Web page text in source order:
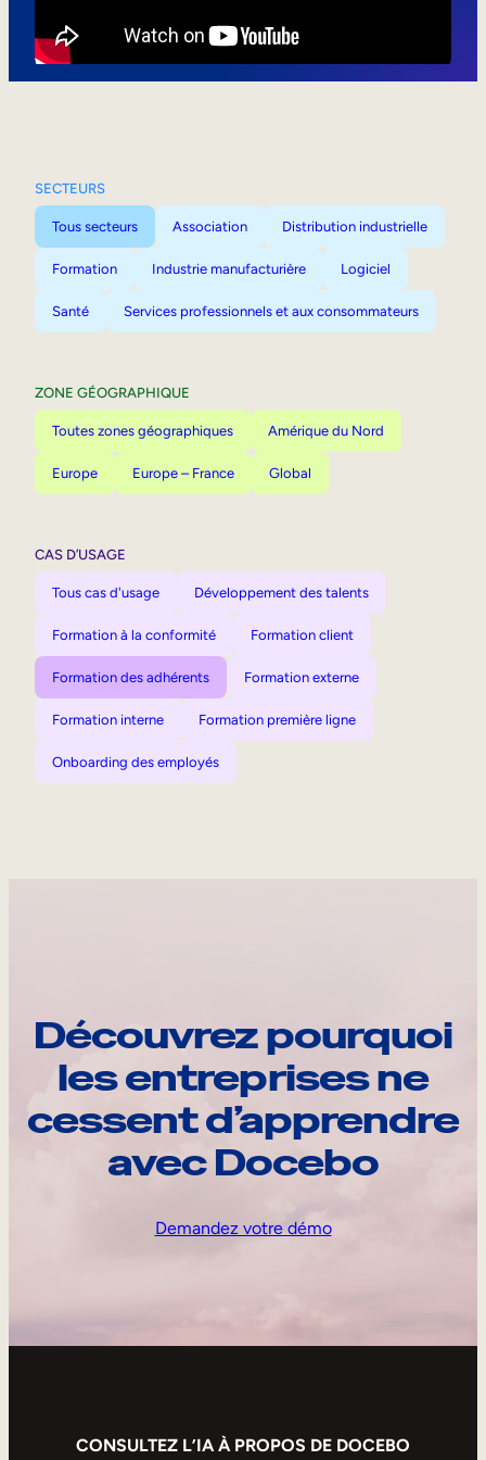
SECTEURS
Tous secteurs Association Distribution industrielle
Formation Industrie manufacturière Logiciel
Santé Services professionnels et aux consommateurs
ZONE GÉOGRAPHIQUE
Toutes zones géographiques Amérique du Nord
Europe Europe – France Global
CAS D’USAGE
Tous cas d'usage Développement des talents
Formation à la conformité Formation client
Formation des adhérents Formation externe
Formation interne Formation première ligne
Onboarding des employés
Découvrez pourquoi
les entreprises ne
cessent d’apprendre
avec Docebo
Demandez votre démo
CONSULTEZ L’IA À PROPOS DE DOCEBO